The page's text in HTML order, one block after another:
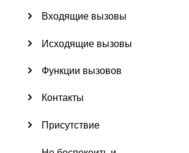
Входящие вызовы
Исходящие вызовы
Функции вызовов
Контакты
Присутствие